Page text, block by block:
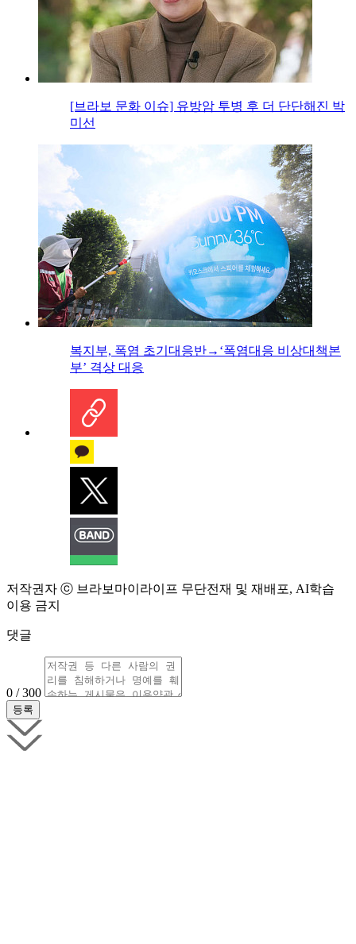
[브라보 문화 이슈] 유방암 투병 후 더 단단해진 박
미선
복지부, 폭염 초기대응반→‘폭염대응 비상대책본
부’ 격상 대응
저작권자 ⓒ 브라보마이라이프 무단전재 및 재배포, AI학습
이용 금지
댓글
0 / 300